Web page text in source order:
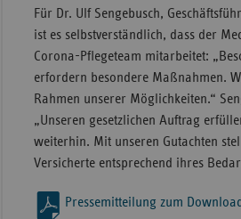
Für Dr. Ulf Sengebusch,
ist es selbstverständlich, dass der
Corona-Pflegeteam mitarbeitet:
erfordern besondere Maßnahmen.
Rahmen unserer Möglichkeiten.“
„Unseren gesetzlichen Auftrag
weiterhin. Mit unseren Gutachten
Versicherte entsprechend ihres
Pressemitteilung zum Download